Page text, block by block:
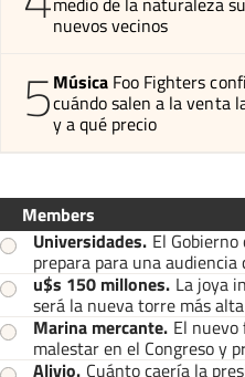
nuevos vecinos
5Música Foo Fighters
cuándo salen a la venta
y a qué precio
Members
Universidades. El
prepara para una audiencia
u$s 150 millones. La joya
será la nueva torre más
Marina mercante. El
malestar en el Congreso y
Alivio. Cuánto caería la